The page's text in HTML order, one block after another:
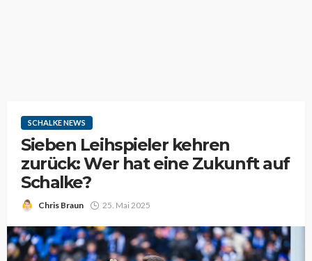
SCHALKE NEWS
Sieben Leihspieler kehren
zurück: Wer hat eine Zukunft auf
Schalke?
Chris Braun 25. Mai 2025